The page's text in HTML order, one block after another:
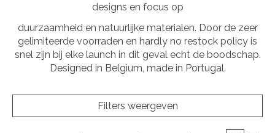
designs en focus op
duurzaamheid en natuurlijke materialen. Door de zeer
gelimiteerde voorraden en hardly no restock policy is
snel zijn bij elke launch in dit geval echt de boodschap.
Designed in Belgium, made in Portugal.
Filters weergeven